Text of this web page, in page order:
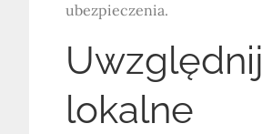
ubezpieczenia.
Uwzględnij
lokalne